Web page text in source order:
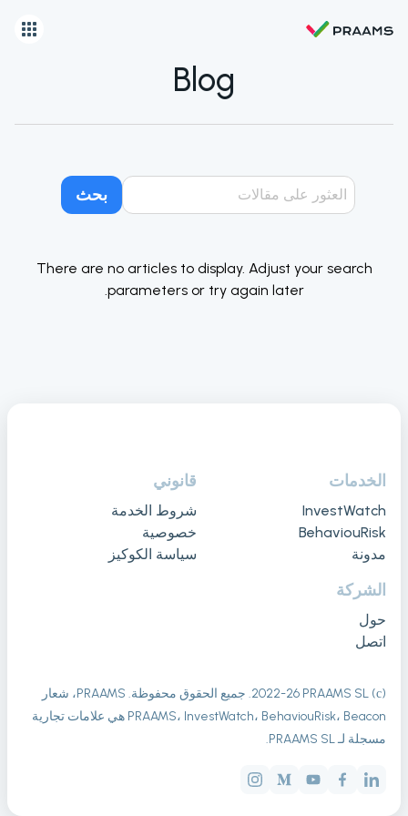
Blog
بحث
There are no articles to display. Adjust your search
parameters or try again later.
الخدمات
InvestWatch
BehaviouRisk
مدونة
قانوني
شروط الخدمة
خصوصية
سياسة الكوكيز
الشركة
حول
اتصل
(с) 2022-
26
PRAAMS SL. جميع الحقوق محفوظة. PRAAMS، شعار
PRAAMS، InvestWatch، BehaviouRisk، Beacon هي علامات تجارية
مسجلة لـ PRAAMS SL.